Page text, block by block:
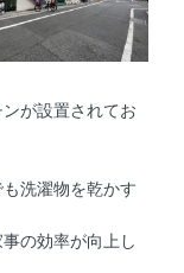
が設置されてお
洗濯物を乾かす
の効率が向上し